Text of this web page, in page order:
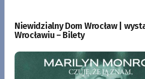
Niewidzialny Dom Wrocław |
Wrocławiu – Bilety